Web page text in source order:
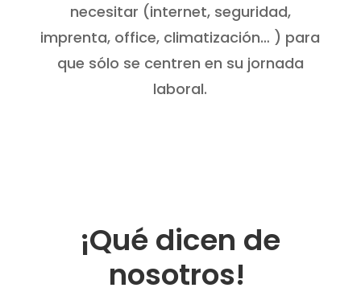
necesitar (internet, seguridad,
imprenta, office, climatización… ) para
que sólo se centren en su jornada
laboral.
¡Qué dicen de
nosotros!